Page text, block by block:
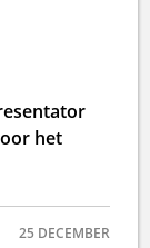
het
25 DECEMBER